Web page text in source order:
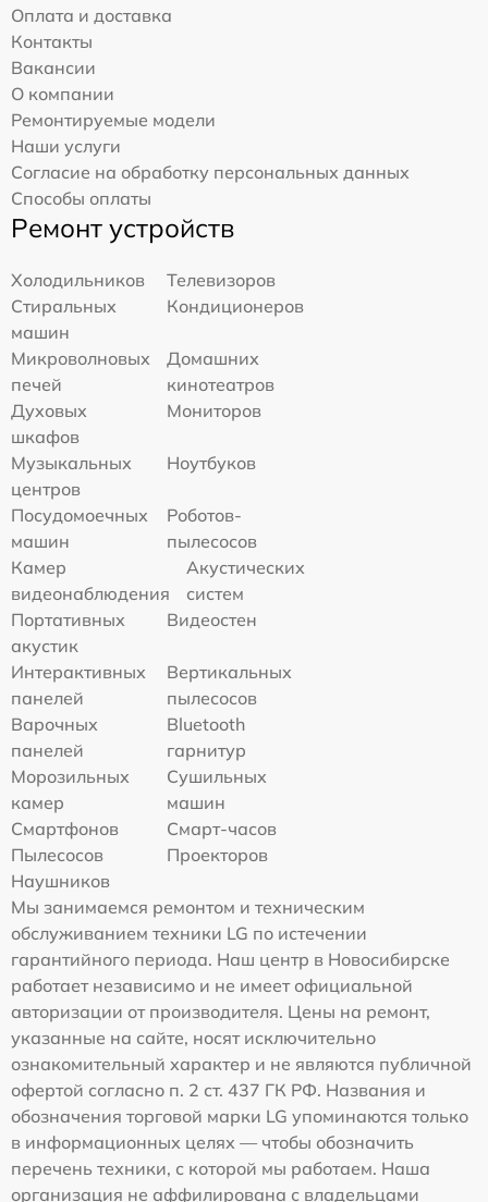
Оплата и доставка
Контакты
Вакансии
О компании
Ремонтируемые модели
Наши услуги
Согласие на обработку персональных данных
Способы оплаты
Ремонт устройств
Холодильников
Телевизоров
Стиральных
машин
Кондиционеров
Микроволновых
печей
Домашних
кинотеатров
Духовых
шкафов
Мониторов
Музыкальных
центров
Ноутбуков
Посудомоечных
машин
Роботов-
пылесосов
Камер
видеонаблюдения
Акустических
систем
Портативных
акустик
Видеостен
Интерактивных
панелей
Вертикальных
пылесосов
Варочных
панелей
Bluetooth
гарнитур
Морозильных
камер
Сушильных
машин
Смартфонов
Смарт-часов
Пылесосов
Проекторов
Наушников
Мы занимаемся ремонтом и техническим
обслуживанием техники LG по истечении
гарантийного периода. Наш центр в Новосибирске
работает независимо и не имеет официальной
авторизации от производителя. Цены на ремонт,
указанные на сайте, носят исключительно
ознакомительный характер и не являются публичной
офертой согласно п. 2 ст. 437 ГК РФ. Названия и
обозначения торговой марки LG упоминаются только
в информационных целях — чтобы обозначить
перечень техники, с которой мы работаем. Наша
организация не аффилирована с владельцами